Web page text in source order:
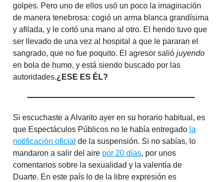
golpes. Pero uno de ellos usó un poco la imaginación
de manera tenebrosa: cogió un arma blanca grandísima
y afilada, y le cortó una mano al otro. El herido tuvo que
ser llevado de una vez al hospital a que le pararan el
sangrado, que no fue poquito. El agresor salió juyendo
en bola de humo, y está siendo buscado por las
autoridades.¿ESE ES ÉL?
Si escuchaste a Alvarito ayer en su horario habitual, es
que Espectáculos Públicos no le había entregado la
notificación oficial de la suspensión. Si no sabías, lo
mandaron a salir del aire por 20 días, por unos
comentarios sobre la sexualidad y la valentía de
Duarte. En este país lo de la libre expresión es